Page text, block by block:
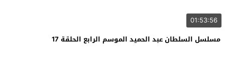
01:53:56
مسلسل السلطان عبد الحميد الموسم الرابع الحلقة 17